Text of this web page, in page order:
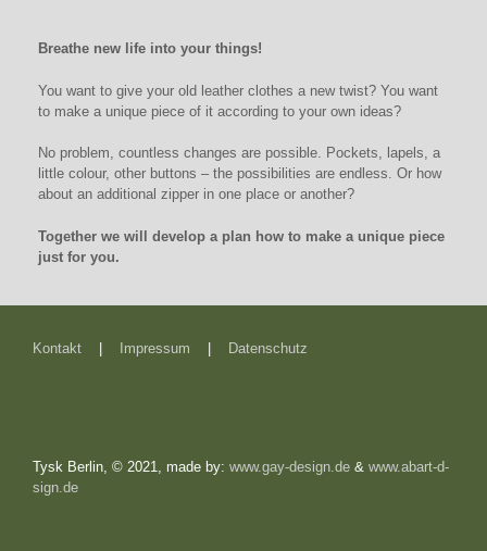
Breathe new life into your things!
You want to give your old leather clothes a new twist? You want
to make a unique piece of it according to your own ideas?
No problem, countless changes are possible. Pockets, lapels, a
little colour, other buttons – the possibilities are endless. Or how
about an additional zipper in one place or another?
Together we will develop a plan how to make a unique piece
just for you.
Kontakt Impressum Datenschutz
Tysk Berlin, © 2021, made by: www.gay-design.de & www.abart-d-
sign.de